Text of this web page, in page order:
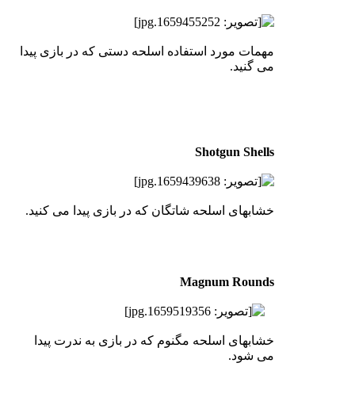
مهمات مورد استفاده اسلحه دستی که در بازی پیدا
می گنید.
Shotgun Shells
خشابهای اسلحه شاتگان که در بازی پیدا می کنید.
Magnum Rounds
خشابهای اسلحه مگنوم که در بازی به ندرت پیدا
می شود.